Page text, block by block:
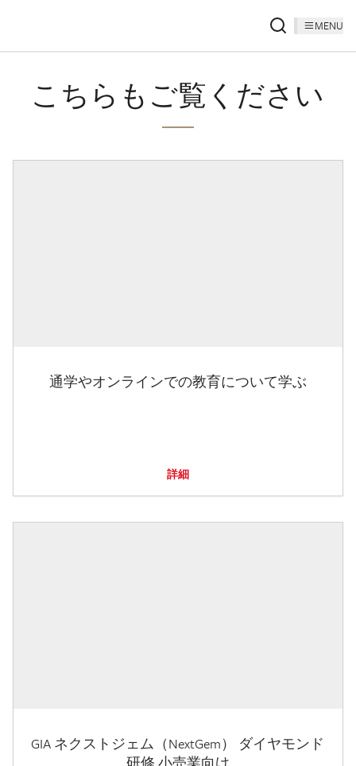
MENU
こちらもご覧ください
通学やオンラインでの教育について学ぶ
詳細
GIA ネクストジェム（NextGem） ダイヤモンド
研修 小売業向け